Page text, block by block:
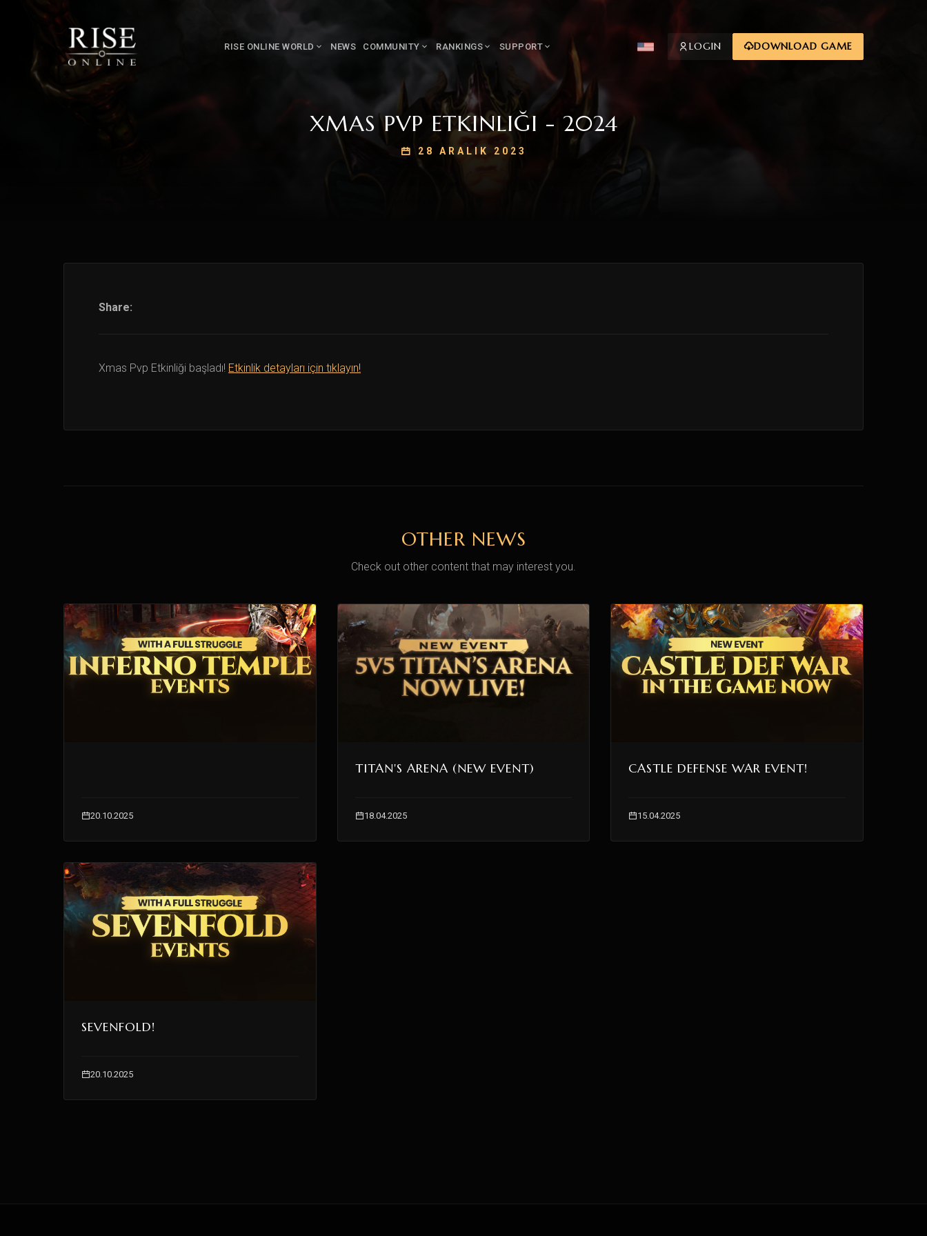
RISE ONLINE WORLD NEWS COMMUNITY RANKINGS SUPPORT LOGIN DOWNLOAD GAME
XMAS PVP ETKINLIĞI - 2024
28 ARALIK 2023
Share:
Xmas Pvp Etkinliği başladı! Etkinlik detayları için tıklayın!
OTHER NEWS
Check out other content that may interest you.
20.10.2025
TITAN'S ARENA (NEW EVENT)
18.04.2025
CASTLE DEFENSE WAR EVENT!
15.04.2025
SEVENFOLD!
20.10.2025